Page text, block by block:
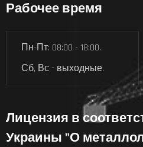
Рабочее время
Пн-Пт: 08:00 - 18:00.
Сб, Вс - выходные.
Лицензия в
Украины "О